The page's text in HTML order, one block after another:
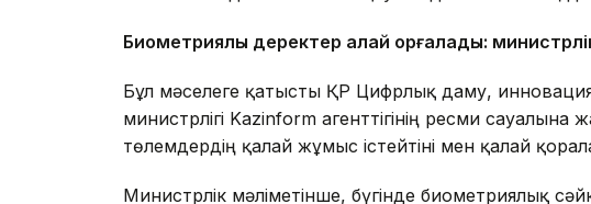
Биометриялық деректер қалай қорғалады:
Бұл мәселеге қатысты ҚР Цифрлық даму,
министрлігі Kazinform агенттігінің ресми сауалына
төлемдердің қалай жұмыс істейтіні мен қалай
Министрлік мәліметінше, бүгінде биометриялық